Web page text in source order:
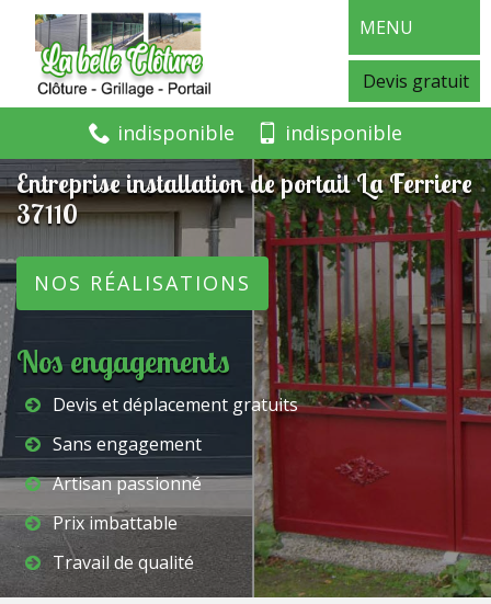
MENU
Devis gratuit
indisponible indisponible
Entreprise installation de portail La Ferriere
37110
NOS RÉALISATIONS
Nos engagements
Devis et déplacement gratuits
Sans engagement
Artisan passionné
Prix imbattable
Travail de qualité